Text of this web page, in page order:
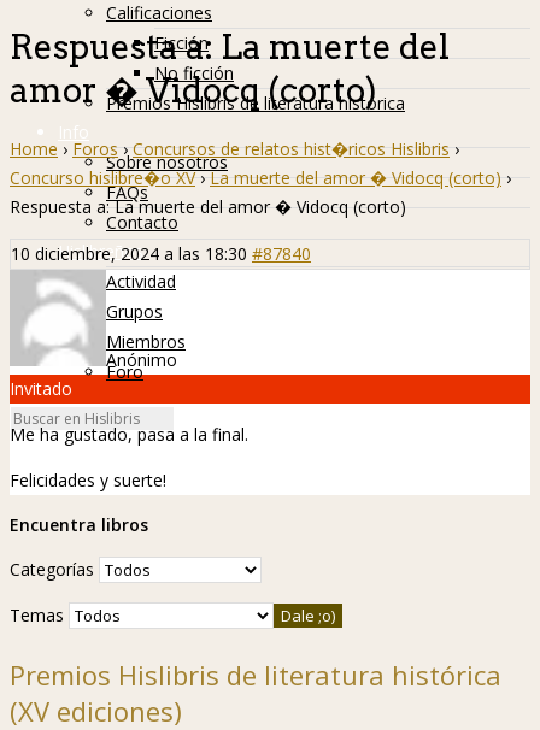
Calificaciones
Ficción
No ficción
Premios Hislibris de literatura histórica
Info
Sobre nosotros
FAQs
Contacto
Hislibreños
Actividad
Grupos
Miembros
Foro
Respuesta a: La muerte del
amor � Vidocq (corto)
Home › Foros › Concursos de relatos hist�ricos Hislibris ›
Concurso hislibre�o XV › La muerte del amor � Vidocq (corto) ›
Respuesta a: La muerte del amor � Vidocq (corto)
10 diciembre, 2024 a las 18:30 #87840
Anónimo
Invitado
Me ha gustado, pasa a la final.
Felicidades y suerte!
Encuentra libros
Categorías
Temas
Premios Hislibris de literatura histórica
(XV ediciones)